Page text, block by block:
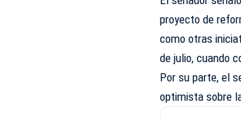
proyecto de
como otras
de julio, cuando
Por su parte, el
optimista sobre